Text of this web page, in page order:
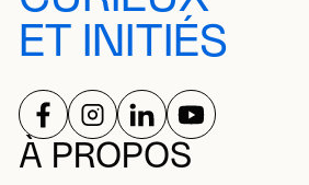
ET INITIÉS
À PROPOS
RÉSEAUX
SUIVEZ-NOUS SUR
SUIVEZ-NOUS SUR
SUIVEZ-NOUS
SUIVEZ-